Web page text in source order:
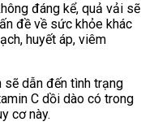
đáng kể, quả vải sẽ
đề về sức khỏe khác
huyết áp, viêm
sẽ dẫn đến tình trạng
C dồi dào có trong
cơ này.